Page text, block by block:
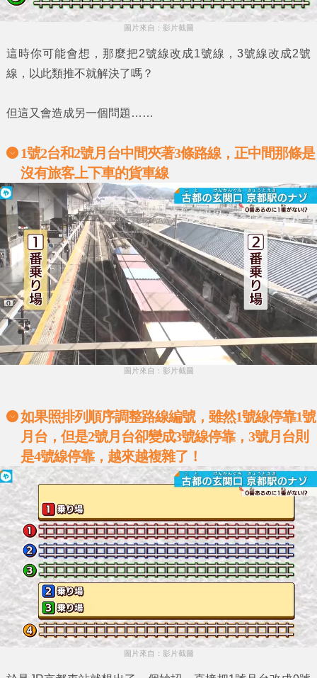
圖片來自：影片截圖
這時你可能會想，那麼把2號線改成1號線，3號線改成2號
線 ，以此類推不就解決了嗎？
但這又會造成另一個問題……
1號2台和2號月台中間夾著3條路線，正中間那條是
沒有旅客上下車的貨車線
圖片來自：影片截圖
如果照排列順序調整路線編號，雖然1號線停靠1號
月台，但是2號月台卻變成3號線停靠，3號月台則
是4號線停靠，越來越複雜了！
圖片來自：影片截圖